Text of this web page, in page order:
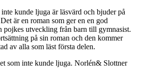
kunde ljuga är läsvärd och bjuder på
är en roman som ger en en god
pojkes utveckling från barn till gymnasist.
på sin roman och den kommer
av alla som läst första delen.
som inte kunde ljuga. Norlén& Slottner